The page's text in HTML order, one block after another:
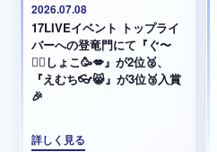
2026.07.08
17LIVEイベント トップライ
バーへの登竜門にて『ぐ〜
✊🏻‪しょこ🥳💋』が2位🥈、
『えむち👓😸』が3位🥉入賞
🎉
詳しく見る